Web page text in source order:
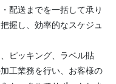
配送までを一括して承り
握し、効率的なスケジュ
ピッキング、ラベル貼
工業務を行い、お客様の